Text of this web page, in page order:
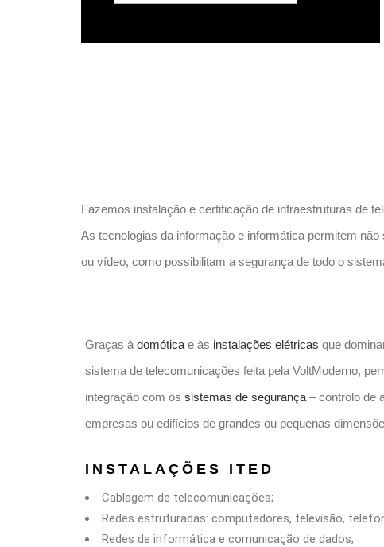
Fazemos instalação e certificação de infraestruturas de
As tecnologias da informação e informática permitem
ou vídeo, como possibilitam a segurança de todo o
Graças à domótica e às instalações elétricas que
sistema de telecomunicações feita pela VoltModerno,
integração com os sistemas de segurança – controlo de
empresas ou edifícios de grandes ou pequenas
INSTALAÇÕES ITED
Cablagem de telecomunicações;
Redes estruturadas: computadores, televisão,
Redes de informática e comunicação de dados;